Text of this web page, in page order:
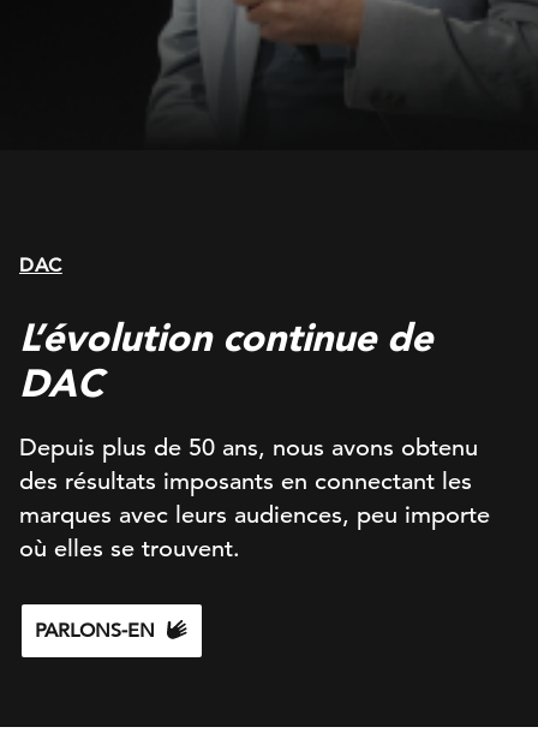
DAC
L’évolution continue de
DAC
Depuis plus de 50 ans, nous avons obtenu
des résultats imposants en connectant les
marques avec leurs audiences, peu importe
où elles se trouvent.
PARLONS-EN